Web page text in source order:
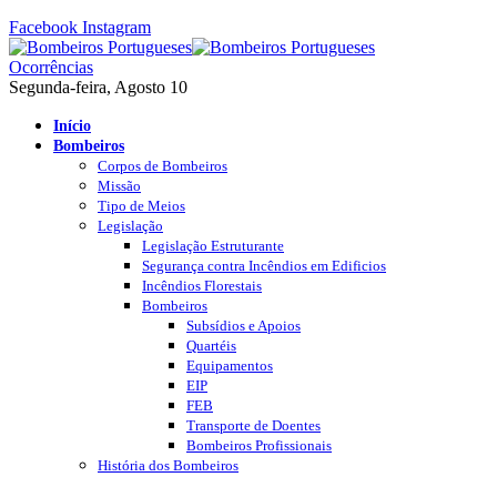
Facebook Instagram
Ocorrências
Segunda-feira, Agosto 10
Início
Bombeiros
Corpos de Bombeiros
Missão
Tipo de Meios
Legislação
Legislação Estruturante
Segurança contra Incêndios em Edificios
Incêndios Florestais
Bombeiros
Subsídios e Apoios
Quartéis
Equipamentos
EIP
FEB
Transporte de Doentes
Bombeiros Profissionais
História dos Bombeiros